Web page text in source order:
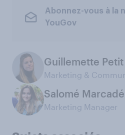
Abonnez-vous à la
YouGov
Guillemette Petit
Marketing &
Salomé Marcadé
Marketing Manager